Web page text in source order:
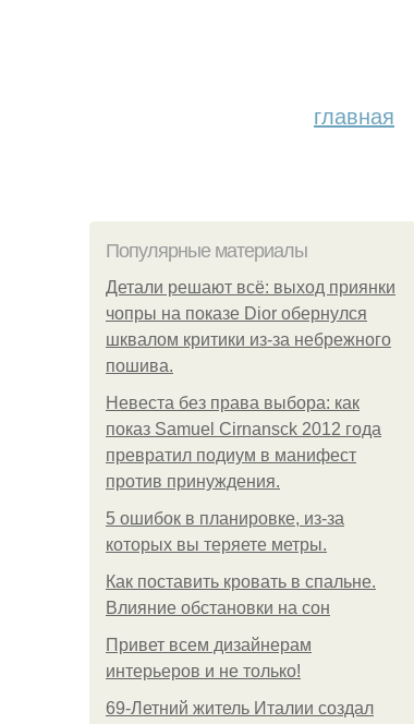
главная
Популярные материалы
Детали решают всё: выход приянки
чопры на показе Dior обернулся
шквалом критики из-за небрежного
пошива.
Невеста без права выбора: как
показ Samuel Cirnansck 2012 года
превратил подиум в манифест
против принуждения.
5 ошибок в планировке, из-за
которых вы теряете метры.
Как поставить кровать в спальне.
Влияние обстановки на сон
Привет всем дизайнерам
интерьеров и не только!
69-Летний житель Италии создал